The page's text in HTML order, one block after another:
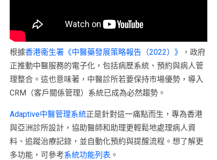
根據香港衞生署《中醫藥發展策略報告（2022）》
，政府
正推動中醫服務的電子化，包括病歷系統、預約與病人管
理整合。這也意味著，中醫診所若要保持市場優勢，導入
CRM（客戶關係管理）系統已成為必然趨勢。
Adaptive中醫管理系統正是針對這一痛點而生，專為香港
與亞洲診所設計，協助醫師和助理更輕鬆地處理病人資
料、追蹤治療記錄，並自動化預約與提醒流程。想了解更
多功能，可參考系統功能列表 。